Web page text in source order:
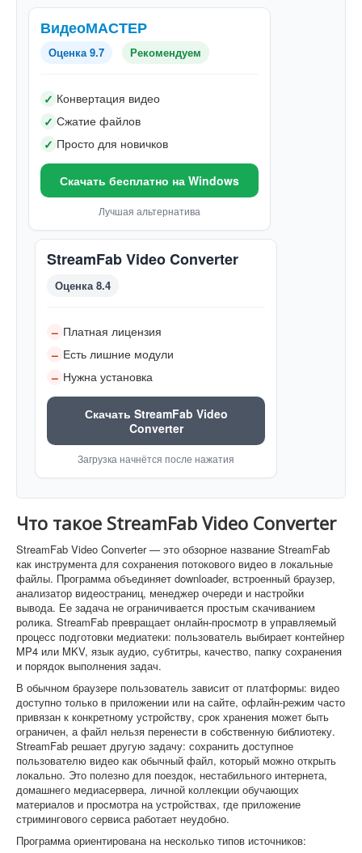
ВидеоМАСТЕР
Оценка 9.7 Рекомендуем
✓ Конвертация видео
✓ Сжатие файлов
✓ Просто для новичков
Скачать бесплатно на Windows
Лучшая альтернатива
StreamFab Video Converter
Оценка 8.4
– Платная лицензия
– Есть лишние модули
– Нужна установка
Скачать StreamFab Video
Converter
Загрузка начнётся после нажатия
Что такое StreamFab Video Converter
StreamFab Video Converter — это обзорное название StreamFab
как инструмента для сохранения потокового видео в локальные
файлы. Программа объединяет downloader, встроенный браузер,
анализатор видеостраниц, менеджер очереди и настройки
вывода. Ее задача не ограничивается простым скачиванием
ролика. StreamFab превращает онлайн-просмотр в управляемый
процесс подготовки медиатеки: пользователь выбирает контейнер
MP4 или MKV, язык аудио, субтитры, качество, папку сохранения
и порядок выполнения задач.
В обычном браузере пользователь зависит от платформы: видео
доступно только в приложении или на сайте, офлайн-режим часто
привязан к конкретному устройству, срок хранения может быть
ограничен, а файл нельзя перенести в собственную библиотеку.
StreamFab решает другую задачу: сохранить доступное
пользователю видео как обычный файл, который можно открыть
локально. Это полезно для поездок, нестабильного интернета,
домашнего медиасервера, личной коллекции обучающих
материалов и просмотра на устройствах, где приложение
стримингового сервиса работает неудобно.
Программа ориентирована на несколько типов источников: